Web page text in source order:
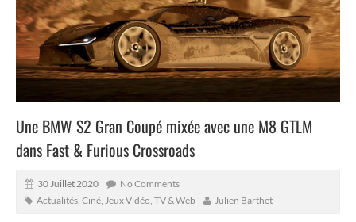
Une BMW S2 Gran Coupé mixée avec une M8 GTLM
dans Fast & Furious Crossroads
30 Juillet 2020
No Comments
Actualités Ciné, Jeux Vidéo, TV & Web Julien Barthet